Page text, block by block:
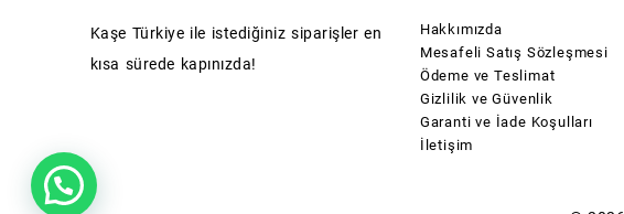
Kaşe Türkiye ile istediğiniz siparişler en
kısa sürede kapınızda!
Hakkımızda
Mesafeli Satış Sözleşmesi
Ödeme ve Teslimat
Gizlilik ve Güvenlik
Garanti ve İade Koşulları
İletişim